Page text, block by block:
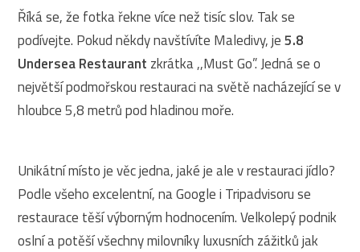
Říká se, že fotka řekne více než tisíc slov. Tak se
podívejte. Pokud někdy navštívíte Maledivy, je5.8
Undersea Restaurant zkrátka ,,Must Go”. Jedná se o
největší podmořskou restauraci na světě nacházející se v
hloubce 5,8 metrů pod hladinou moře.
Unikátní místo je věc jedna, jaké je ale v restauraci jídlo?
Podle všeho excelentní, na Google i Tripadvisoru se
restaurace těší výborným hodnocením. Velkolepý podnik
oslní a potěší všechny milovníky luxusních zážitků jak